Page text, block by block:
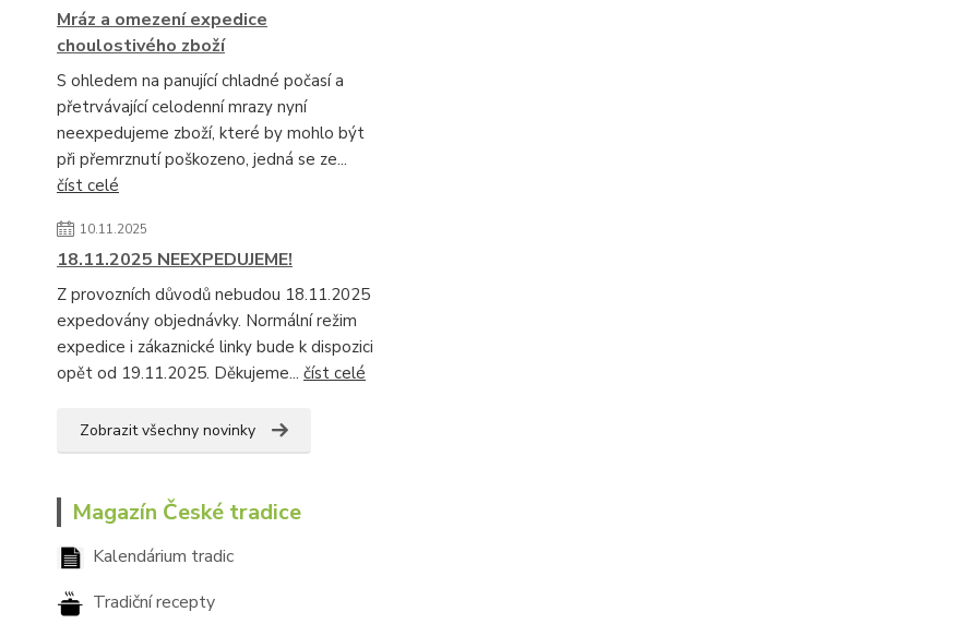
Mráz a omezení expedice
choulostivého zboží
S ohledem na panující chladné počasí a
přetrvávající celodenní mrazy nyní
neexpedujeme zboží, které by mohlo být
při přemrznutí poškozeno, jedná se ze...
číst celé
10.11.2025
18.11.2025 NEEXPEDUJEME!
Z provozních důvodů nebudou 18.11.2025
expedovány objednávky. Normální režim
expedice i zákaznické linky bude k dispozici
opět od 19.11.2025. Děkujeme... číst celé
Zobrazit všechny novinky
Magazín České tradice
Kalendárium tradic
Tradiční recepty